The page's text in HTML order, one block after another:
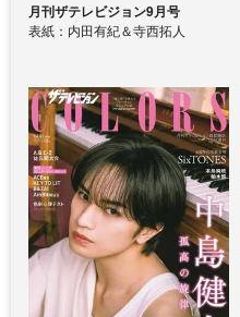
月刊ザテレビジョン9月号
表紙：内田有紀＆寺西拓人